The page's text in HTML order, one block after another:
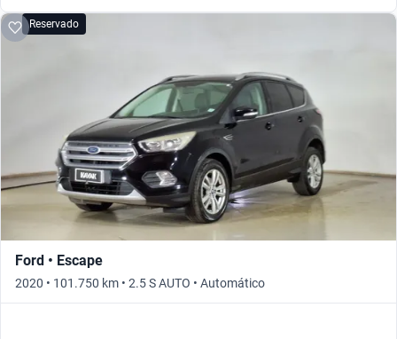
Reservado
Ford • Escape
2020 • 101.750 km • 2.5 S AUTO • Automático